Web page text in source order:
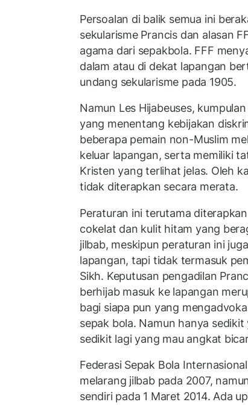
Persoalan di balik semua ini
sekularisme Prancis dan alasan
agama dari sepakbola. FFF
dalam atau di dekat lapangan
undang sekularisme pada 1905.
Namun Les Hijabeuses,
yang menentang kebijakan
beberapa pemain non-Muslim
keluar lapangan, serta memiliki
Kristen yang terlihat jelas. Oleh
tidak diterapkan secara merata.
Peraturan ini terutama
cokelat dan kulit hitam yang
jilbab, meskipun peraturan ini
lapangan, tapi tidak termasuk
Sikh. Keputusan pengadilan
berhijab masuk ke lapangan
bagi siapa pun yang
sepak bola. Namun hanya
sedikit lagi yang mau angkat
Federasi Sepak Bola
melarang jilbab pada 2007,
sendiri pada 1 Maret 2014. Ada